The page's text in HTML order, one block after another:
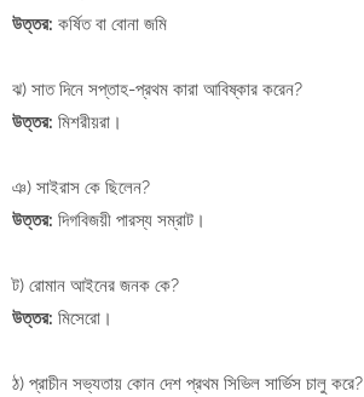
উত্তর: কর্ষিত বা বোনা জমি
ঝ) সাত দিনে সপ্তাহ-প্রথম কারা আবিষ্কার করেন?
উত্তর: মিশরীয়রা।
ঞ) সাইরাস কে ছিলেন?
উত্তর: দিগবিজয়ী পারস্য সম্রাট।
ট) রোমান আইনের জনক কে?
উত্তর: মিসেরো।
ঠ) প্রাচীন সভ্যতায় কোন দেশ প্রথম সিভিল সার্ভিস চালু করে?